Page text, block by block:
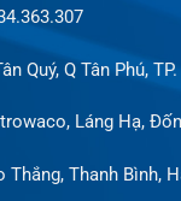
Quý, Q Tân Phú,
Láng Hạ,
Thắng, Thanh Bình,